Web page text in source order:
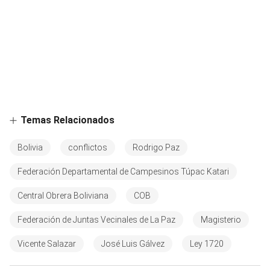
Temas Relacionados
Bolivia conflictos Rodrigo Paz
Federación Departamental de Campesinos Túpac Katari
Central Obrera Boliviana COB
Federación de Juntas Vecinales de La Paz Magisterio
Vicente Salazar José Luis Gálvez Ley 1720